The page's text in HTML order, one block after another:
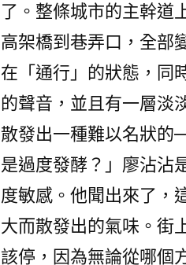
了。整條城市的主幹道
高架橋到巷弄口，全部
在「通行」的狀態，同
的聲音，並且有一層淡
散發出一種難以名狀
是過度發酵？」廖沾沾
度敏感。他聞出來了，
大而散發出的氣味。街
該停，因為無論從哪個